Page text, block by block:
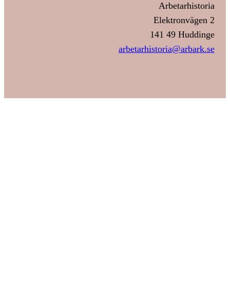
Arbetarhistoria
Elektronvägen 2
141 49 Huddinge
arbetarhistoria@arbark.se